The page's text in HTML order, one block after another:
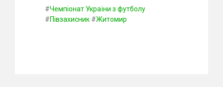
#Чемпіонат України з футболу
#Півзахисник #Житомир